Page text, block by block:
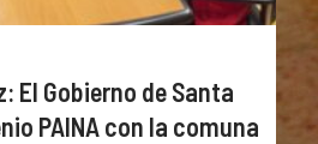
El Gobierno de Santa
PAINA con la comuna